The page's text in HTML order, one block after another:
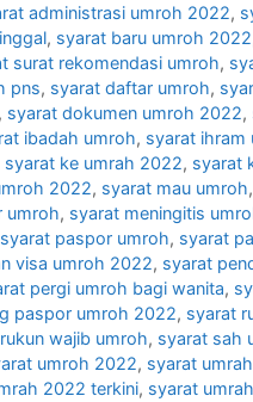
administrasi umroh 2022,
, syarat baru umroh 2022
surat rekomendasi umroh,
pns, syarat daftar umroh,
, syarat dokumen umroh 2022,
ibadah umroh, syarat ihram
syarat ke umrah 2022, syarat
2022, syarat mau umroh,
umroh, syarat meningitis
syarat paspor umroh, syarat
visa umroh 2022, syarat
pergi umroh bagi wanita,
paspor umroh 2022, syarat
wajib umroh, syarat sah
umroh 2022, syarat
2022 terkini, syarat